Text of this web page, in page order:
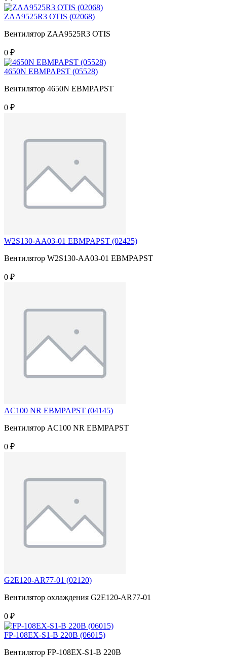
ZAA9525R3 OTIS (02068)
Вентилятор ZAA9525R3 OTIS
0 ₽
4650N EBMPAPST (05528)
Вентилятор 4650N EBMPAPST
0 ₽
W2S130-AA03-01 EBMPAPST (02425)
Вентилятор W2S130-AA03-01 EBMPAPST
0 ₽
AC100 NR EBMPAPST (04145)
Вентилятор AC100 NR EBMPAPST
0 ₽
G2E120-AR77-01 (02120)
Вентилятор охлаждения G2E120-AR77-01
0 ₽
FP-108EX-S1-B 220В (06015)
Вентилятор FP-108EX-S1-B 220В